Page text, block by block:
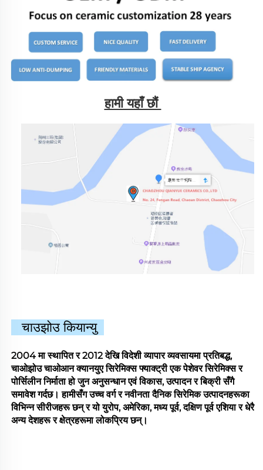
हामी यहाँ छौं
चाउझोउ कियान्यु
2004 मा स्थापित र 2012 देखि विदेशी व्यापार व्यवसायमा प्रतिबद्ध,
चाओझोउ चाओआन क्यानयुए सिरेमिक्स फ्याक्ट्री एक पेशेवर सिरेमिक्स र
पोर्सिलीन निर्माता हो जुन अनुसन्धान एवं विकास, उत्पादन र बिक्री सँगै
समावेश गर्दछ। हामीसँग उच्च वर्ग र नवीनता दैनिक सिरेमिक उत्पादनहरूका
विभिन्न सीरीजहरू छन् र यो युरोप, अमेरिका, मध्य पूर्व, दक्षिण पूर्व एशिया र धेरै
अन्य देशहरू र क्षेत्रहरूमा लोकप्रिय छन्।